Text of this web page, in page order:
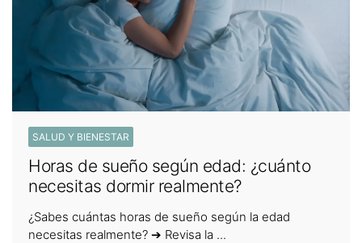
SALUD Y BIENESTAR
Horas de sueño según edad: ¿cuánto
necesitas dormir realmente?
¿Sabes cuántas horas de sueño según la edad
necesitas realmente? ➔ Revisa la ...